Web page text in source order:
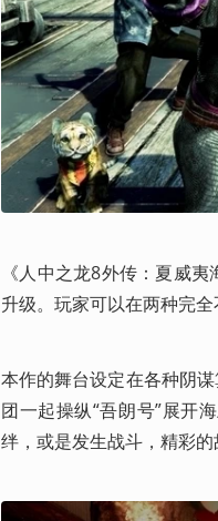
《人中之龙8外传：夏威
升级。玩家可以在两种完
本作的舞台设定在各种阴
团一起操纵“吾朗号”展开
绊，或是发生战斗，精彩的